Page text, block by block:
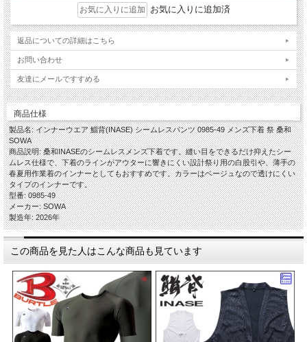
お気に入りに追加済
返品についての詳細はこちら
お問い合わせ
友達にメールですすめる
商品仕様
製品名: インナーウエア 鯔背(INASE) シームレスパンツ 0985-49 メンズ下着 祭 桑和
SOWA
商品説明: 桑和INASEのシームレスメンズ下着です。縫い目をできるだけ抑えたシー
ムレス仕様で、下着のラインがアウターに響きにくい設計祭り用の白股引や、薄手の
春夏用作業着のインナーとしてもおすすめです。カラーはベージュなので透けにくい
タイプのインナーです。
型番: 0985-49
メーカー: SOWA
製造年: 2026年
この商品を見た人はこんな商品も見ています